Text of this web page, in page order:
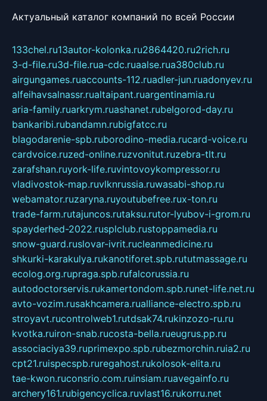
Актуальный каталог компаний по всей России
133chel.ru13autor-kolonka.ru2864420.ru2rich.ru
3-d-file.ru3d-file.rua-cdc.ruaalse.rua380club.ru
airgungames.ruaccounts-112.ruadler-jun.ruadonyev.ru
alfeihavsalnassr.rualtaipant.ruargentinamia.ru
aria-family.ruarkrym.ruashanet.rubelgorod-day.ru
bankaribi.rubandamn.rubigfatcc.ru
blagodarenie-spb.ruborodino-media.rucard-voice.ru
cardvoice.ruzed-online.ruzvonitut.ruzebra-tlt.ru
zarafshan.ruyork-life.ruvintovoykompressor.ru
vladivostok-map.ruvlknrussia.ruwasabi-shop.ru
webamator.ruzaryna.ruyoutubefree.rux-ton.ru
trade-farm.rutajuncos.rutaksu.rutor-lyubov-i-grom.ru
spayderhed-2022.rusplclub.rustoppamedia.ru
snow-guard.ruslovar-ivrit.rucleanmedicine.ru
shkurki-karakulya.rukanotiforet.spb.rututmassage.ru
ecolog.org.rupraga.spb.rufalcorussia.ru
autodoctorservis.rukamertondom.spb.runet-life.net.ru
avto-vozim.rusakhcamera.rualliance-electro.spb.ru
stroyavt.rucontrolweb1.rutdsak74.rukinzozo-ru.ru
kvotka.ruiron-snab.rucosta-bella.rueugrus.pp.ru
associaciya39.ruprimexpo.spb.rubezmorchin.ruia2.ru
cpt21.ruispecspb.ruregahost.rukolosok-elita.ru
tae-kwon.ruconsrio.com.ruinsiam.ruavegainfo.ru
archery161.rubigencyclica.ruvlast16.rukorru.net